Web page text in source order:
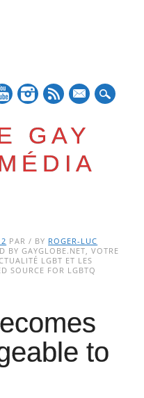
GAY
PAR / BY ROGER-LUC
BY GAYGLOBE.NET, VOTRE
LGBT ET LES
SOURCE FOR LGBTQ
to